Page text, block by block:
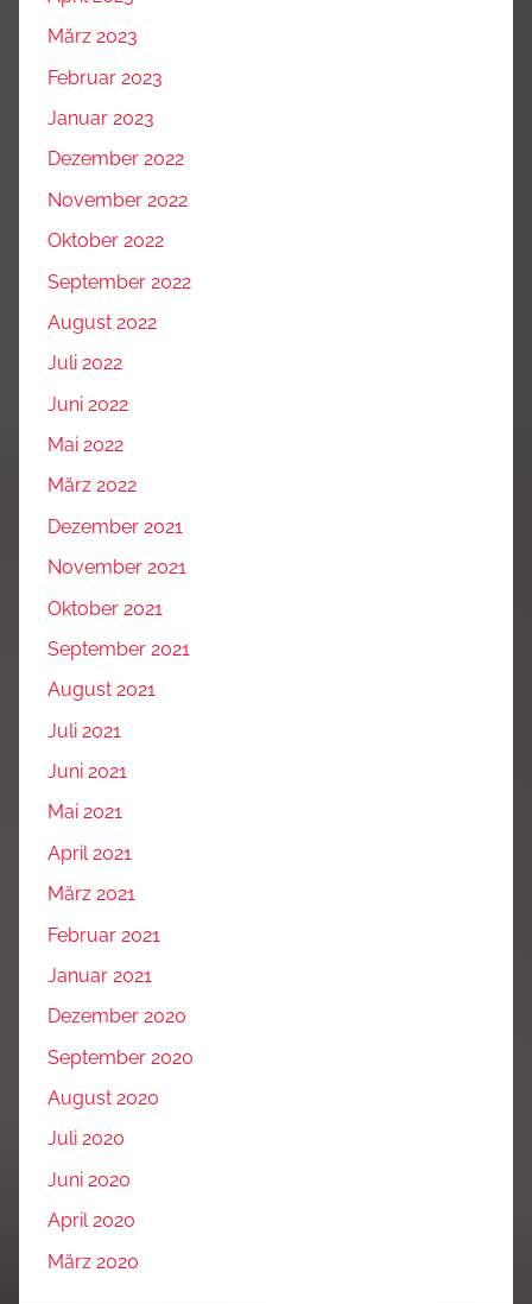
März 2023
Februar 2023
Januar 2023
Dezember 2022
November 2022
Oktober 2022
September 2022
August 2022
Juli 2022
Juni 2022
Mai 2022
März 2022
Dezember 2021
November 2021
Oktober 2021
September 2021
August 2021
Juli 2021
Juni 2021
Mai 2021
April 2021
März 2021
Februar 2021
Januar 2021
Dezember 2020
September 2020
August 2020
Juli 2020
Juni 2020
April 2020
März 2020